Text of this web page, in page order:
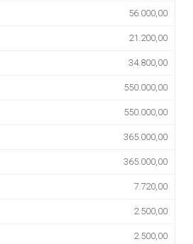
56.000,00
21.200,00
34.800,00
550.000,00
550.000,00
365.000,00
365.000,00
7.720,00
2.500,00
2.500,00